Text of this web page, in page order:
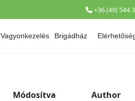
+36 (49) 544
Vagyonkezelés Brigádház
Módosítva Author